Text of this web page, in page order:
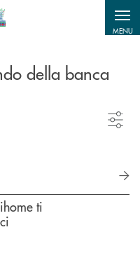
MENU
della banca
ti